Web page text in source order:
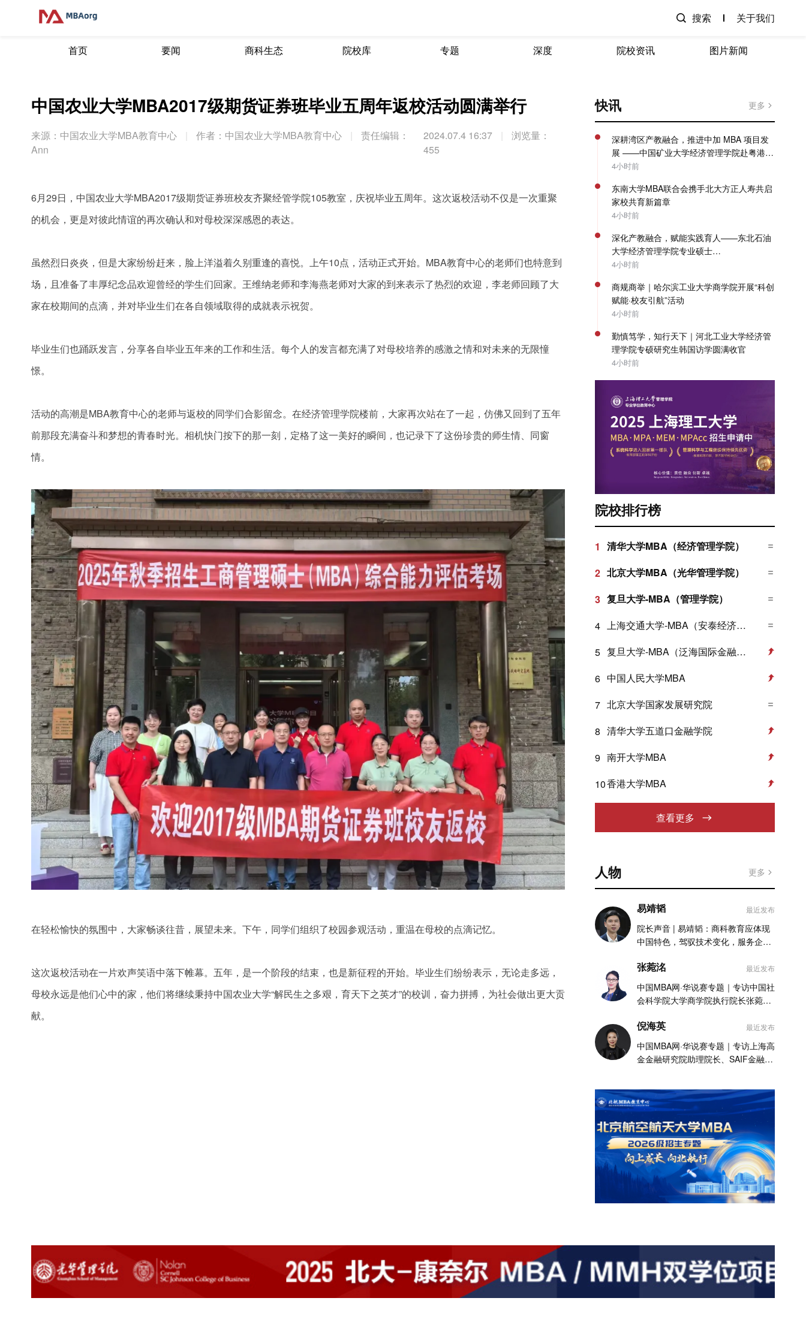
搜索 关于我们
首页 要闻 商科生态 院校库 专题 深度 院校资讯 图片新闻
中国农业大学MBA2017级期货证券班毕业五周年返校活动圆满举行
来源：中国农业大学MBA教育中心 作者：中国农业大学MBA教育中心
责任编辑：
Ann
2024.07.4 16:37
浏览量：
455
6月29日，中国农业大学MBA2017级期货证券班校友齐聚经管学院105教室，庆祝毕业五周年。这次返校活动不仅是一次重聚
的机会，更是对彼此情谊的再次确认和对母校深深感恩的表达。
虽然烈日炎炎，但是大家纷纷赶来，脸上洋溢着久别重逢的喜悦。上午10点，活动正式开始。MBA教育中心的老师们也特意到
场，且准备了丰厚纪念品欢迎曾经的学生们回家。王维纳老师和李海燕老师对大家的到来表示了热烈的欢迎，李老师回顾了大
家在校期间的点滴，并对毕业生们在各自领域取得的成就表示祝贺。
毕业生们也踊跃发言，分享各自毕业五年来的工作和生活。每个人的发言都充满了对母校培养的感激之情和对未来的无限憧
憬。
活动的高潮是MBA教育中心的老师与返校的同学们合影留念。在经济管理学院楼前，大家再次站在了一起，仿佛又回到了五年
前那段充满奋斗和梦想的青春时光。相机快门按下的那一刻，定格了这一美好的瞬间，也记录下了这份珍贵的师生情、同窗
情。
在轻松愉快的氛围中，大家畅谈往昔，展望未来。下午，同学们组织了校园参观活动，重温在母校的点滴记忆。
这次返校活动在一片欢声笑语中落下帷幕。五年，是一个阶段的结束，也是新征程的开始。毕业生们纷纷表示，无论走多远，
母校永远是他们心中的家，他们将继续秉持中国农业大学“解民生之多艰，育天下之英才”的校训，奋力拼搏，为社会做出更大贡
献。
快讯 更多
深耕湾区产教融合，推进中加 MBA 项目发
展 ——中国矿业大学经济管理学院赴粤港澳
开展专项走访调研
4小时前
东南大学MBA联合会携手北大方正人寿共启
家校共育新篇章
4小时前
深化产教融合，赋能实践育人——东北石油
大学经济管理学院专业硕士
（MBA/MPAcc）系列教学活动圆满收官
4小时前
商规商举｜哈尔滨工业大学商学院开展“科创
赋能·校友引航”活动
4小时前
勤慎笃学，知行天下｜河北工业大学经济管
理学院专硕研究生韩国访学圆满收官
4小时前
院校排行榜
1
清华大学MBA（经济管理学院）
2 北京大学MBA（光华管理学院）
3 复旦大学-MBA（管理学院）
4
上海交通大学-MBA（安泰经济与管理学院）
5
复旦大学-MBA（泛海国际金融学院）
6 中国人民大学MBA
7 北京大学国家发展研究院
8 清华大学五道口金融学院
9 南开大学MBA
10香港大学MBA
查看更多
人物 更多
易靖韬 最近发布
院长声音 | 易靖韬：商科教育应体现
中国特色，驾驭技术变化，服务企业
张菀洺 最近发布
中国MBA网·华说赛专题｜专访中国社
会科学院大学商学院执行院长张菀洺
倪海英 最近发布
中国MBA网·华说赛专题｜专访上海高
金金融研究院助理院长、SAIF金融